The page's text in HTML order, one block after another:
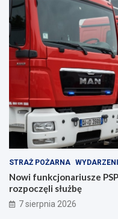
z
e
ń
s
t
w
STRAŻ POŻARNA
Nowi funkcjonariusze
rozpoczęli służbę
7 sierpnia 2026